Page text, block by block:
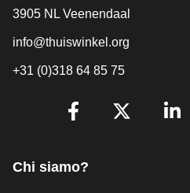
3905 NL Veenendaal
info@thuiswinkel.org
+31 (0)318 64 85 75
[_General:SocialMediaTitle]
Chi siamo?